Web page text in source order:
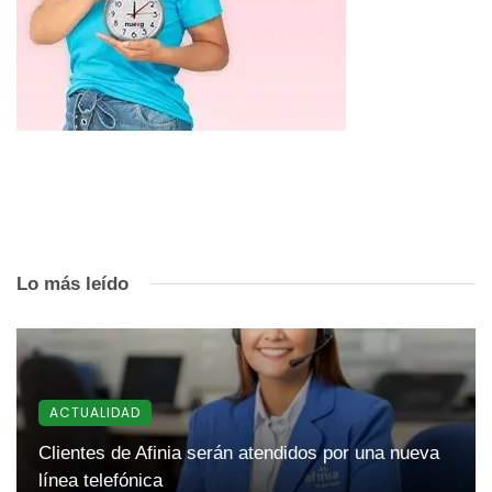
Lo más leído
ACTUALIDAD
Clientes de Afinia serán atendidos por una nueva
línea telefónica